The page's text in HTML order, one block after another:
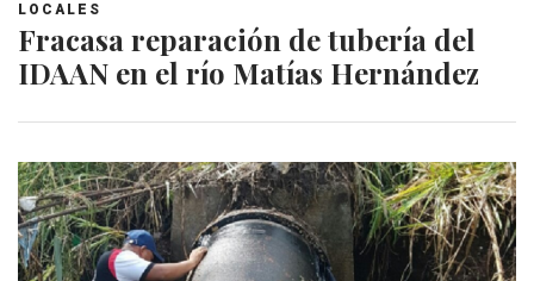
LOCALES
Fracasa reparación de tubería del
IDAAN en el río Matías Hernández